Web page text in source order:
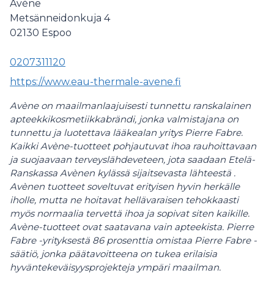
Avène
Metsänneidonkuja 4
02130 Espoo
0207311120
https://www.eau-thermale-avene.fi
Avène on maailmanlaajuisesti tunnettu ranskalainen
apteekkikosmetiikkabrändi, jonka valmistajana on
tunnettu ja luotettava lääkealan yritys Pierre Fabre.
Kaikki Avène-tuotteet pohjautuvat ihoa rauhoittavaan
ja suojaavaan terveyslähdeveteen, jota saadaan Etelä-
Ranskassa Avènen kylässä sijaitsevasta lähteestä .
Avènen tuotteet soveltuvat erityisen hyvin herkälle
iholle, mutta ne hoitavat hellävaraisen tehokkaasti
myös normaalia tervettä ihoa ja sopivat siten kaikille.
Avène-tuotteet ovat saatavana vain apteekista. Pierre
Fabre -yrityksestä 86 prosenttia omistaa Pierre Fabre -
säätiö, jonka päätavoitteena on tukea erilaisia
hyväntekeväisyysprojekteja ympäri maailman.